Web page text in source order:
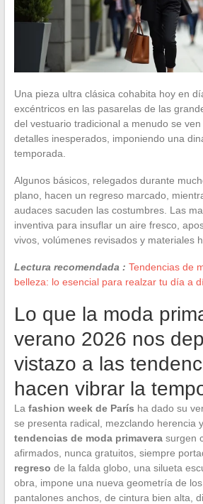
Una pieza ultra clásica cohabita hoy en
excéntricos en las pasarelas de las
del vestuario tradicional a menudo se
detalles inesperados, imponiendo una
temporada.
Algunos básicos, relegados durante
plano, hacen un regreso marcado,
audaces sacuden las costumbres. Las
inventiva para insuflar un aire fresco,
vivos, volúmenes revisados y materiales
Lectura recomendada : Tendencias de
belleza: lo esencial para realzar tu día a
Lo que la moda
verano 2026 nos
vistazo a las
hacen vibrar la
La fashion week de París ha dado su
se presenta radical, mezclando herencia
tendencias de moda primaverasurgen
afirmados, nunca gratuitos, siempre
regreso de la falda globo, una silueta
obra, impone una nueva geometría de
pantalones anchos, de cintura bien alta,